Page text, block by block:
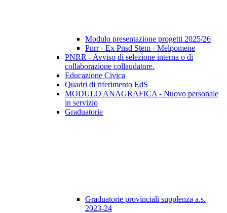
Modulo presentazione progetti 2025/26
Pnrr - Ex Pnsd Stem - Melpomene
PNRR - Avviso di selezione interna o di
collaborazione collaudatore.
Educazione Civica
Quadri di riferimento EdS
MODULO ANAGRAFICA - Nuovo personale
in servizio
Graduatorie
Graduatorie provinciali supplenza a.s.
2023-24